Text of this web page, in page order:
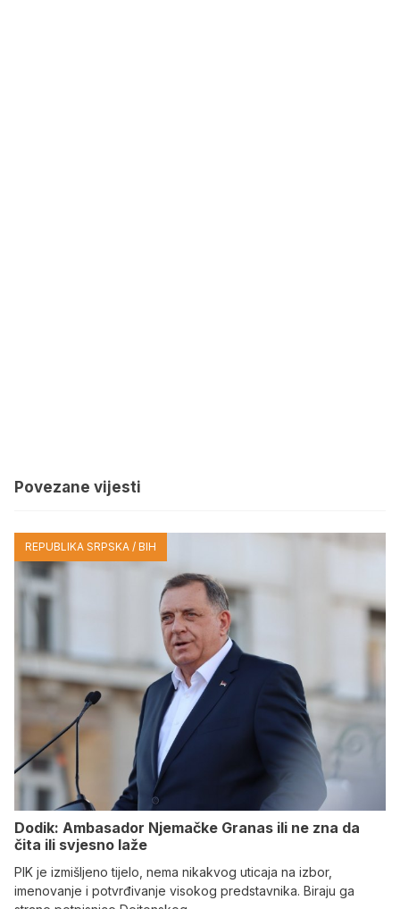
Povezane vijesti
REPUBLIKA SRPSKA / BIH
Dodik: Ambasador Njemačke Granas ili ne zna da
čita ili svjesno laže
PIK je izmišljeno tijelo, nema nikakvog uticaja na izbor,
imenovanje i potvrđivanje visokog predstavnika. Biraju ga